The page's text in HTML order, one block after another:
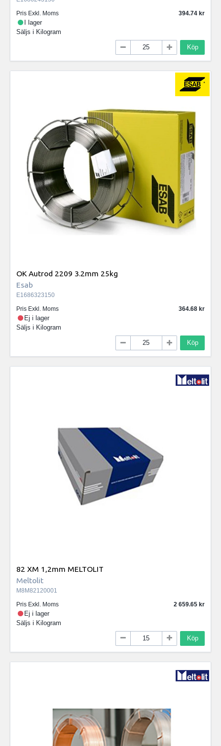
Pris Exkl. Moms
394.74
I lager
Säljs i Kilogram
Köp
OK Autrod 2209 3.2mm 25kg
Esab
E1686323150
Pris Exkl. Moms
364.68
Ej i lager
Säljs i Kilogram
Köp
82 XM 1,2mm MELTOLIT
Meltolit
M8M82120001
Pris Exkl. Moms
2 659.65
Ej i lager
Säljs i Kilogram
Köp